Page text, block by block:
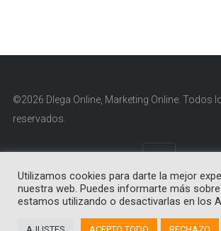
©2026 Dlega Online, Marketing Online. Todos
reservados.
Aviso Legal|Política de Cookies|
Utilizamos cookies para darte la mejor
nuestra web. Puedes informarte más
estamos utilizando o desactivarlas en los